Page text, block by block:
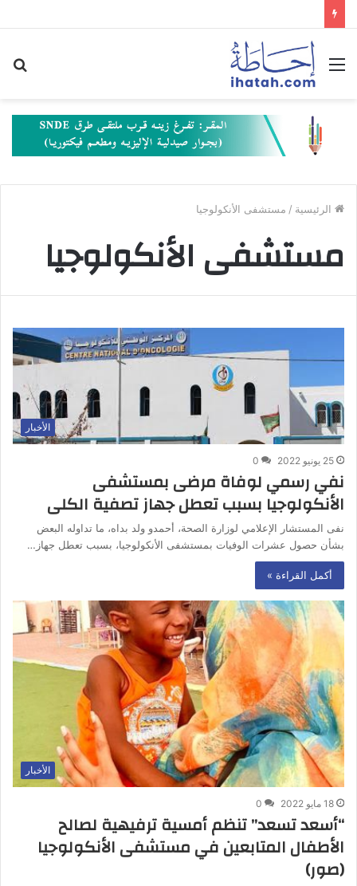
القائمة
الرئيسية / مستشفى الأنكولوجيا
مستشفى الأنكولوجيا
الأخبار
25 يونيو 2022 0
نفي رسمي لوفاة مرضى بمستشفى
الأنكولوجيا بسبب تعطل جهاز تصفية الكلى
نفى المستشار الإعلامي لوزارة الصحة، أحمدو ولد بداه، ما تداوله البعض
بشأن حصول عشرات الوفيات بمستشفى الأنكولوجيا، بسبب تعطل جهاز…
أكمل القراءة »
الأخبار
18 مايو 2022 0
“أسعد تسعد” تنظم أمسية ترفيهية لصالح
الأطفال المتابعين في مستشفى الأنكولوجيا
(صور)